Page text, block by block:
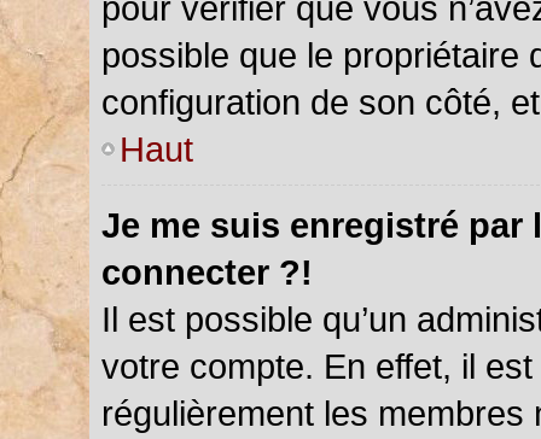
possible que le propriétaire
configuration de son côté,
Haut
Je me suis enregistré par
connecter ?!
Il est possible qu’un
votre compte. En effet, il
régulièrement les